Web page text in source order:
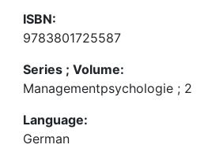
ISBN:
9783801725587
Series ; Volume:
Managementpsychologie ; 2
Language:
German